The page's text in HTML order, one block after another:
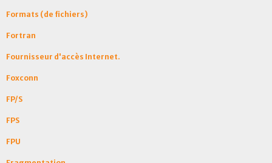
Formats (de fichiers)
Fortran
Fournisseur d'accès Internet.
Foxconn
FP/S
FPS
FPU